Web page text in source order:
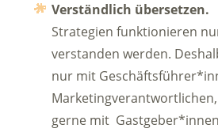
Verständlich übersetzen.
Strategien funktionieren
verstanden werden.
nur mit
gerne mit